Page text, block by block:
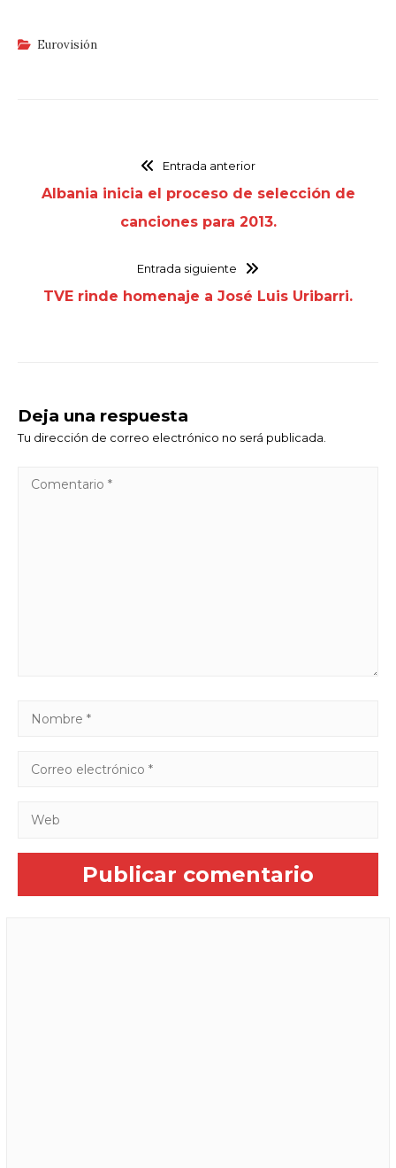
Eurovisión
Entrada anterior
Albania inicia el proceso de selección de
canciones para 2013.
Entrada siguiente
TVE rinde homenaje a José Luis Uribarri.
Deja una respuesta
Tu dirección de correo electrónico no será publicada.